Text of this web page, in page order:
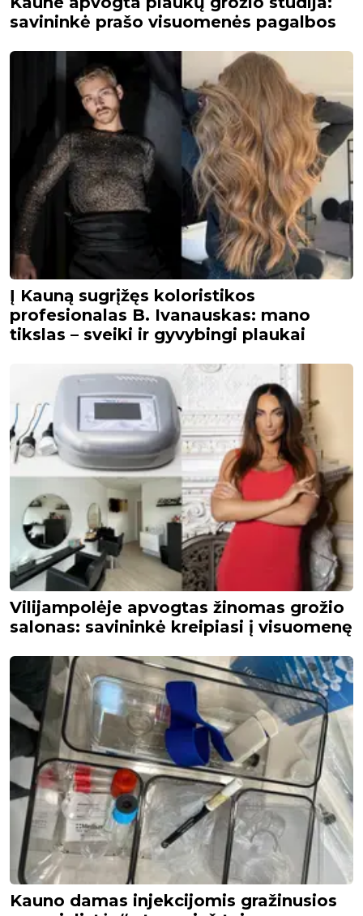
savininkė prašo visuomenės pagalbos
Į Kauną sugrįžęs koloristikos
profesionalas B. Ivanauskas: mano
tikslas – sveiki ir gyvybingi plaukai
Vilijampolėje apvogtas žinomas grožio
salonas: savininkė kreipiasi į visuomenę
Kauno damas injekcijomis gražinusios